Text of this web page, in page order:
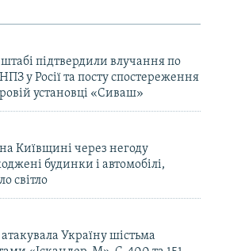
підтвердили влучання по
у Росії та посту спостереження
установці «Сиваш»
Київщині через негоду
будинки і автомобілі,
світло
атакувала Україну шістьма